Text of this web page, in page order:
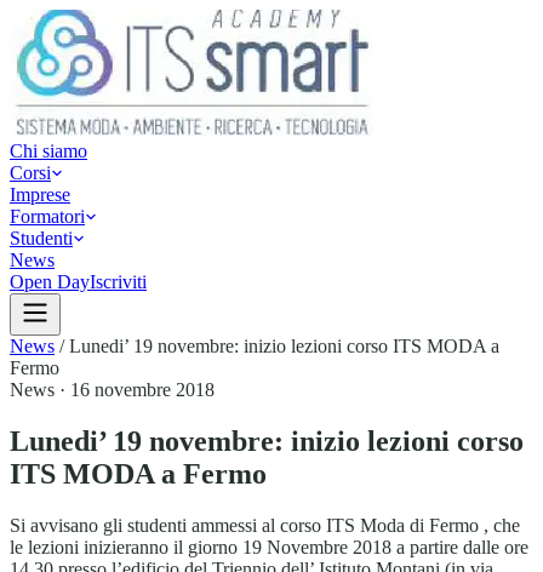
Chi siamo
Corsi
Imprese
Formatori
Studenti
News
Open DayIscriviti
News /Lunedi’ 19 novembre: inizio lezioni corso ITS MODA a
Fermo
News · 16 novembre 2018
Lunedi’ 19 novembre: inizio lezioni corso
ITS MODA a Fermo
Si avvisano gli studenti ammessi al corso ITS Moda di Fermo , che
le lezioni inizieranno il giorno 19 Novembre 2018 a partire dalle ore